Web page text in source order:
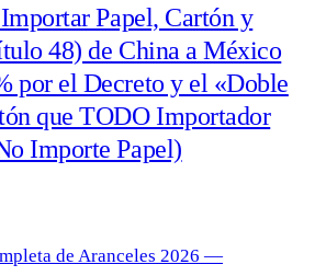
Papel, Cartón y
48) de China a México
por el Decreto y el «Doble
que TODO Importador
Importe Papel)
de Aranceles 2026 —